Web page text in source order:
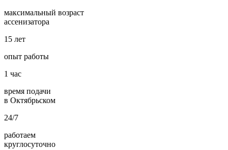
максимальный возраст
ассенизатора
15 лет
опыт работы
1 час
время подачи
в Октябрьском
24/7
работаем
круглосуточно